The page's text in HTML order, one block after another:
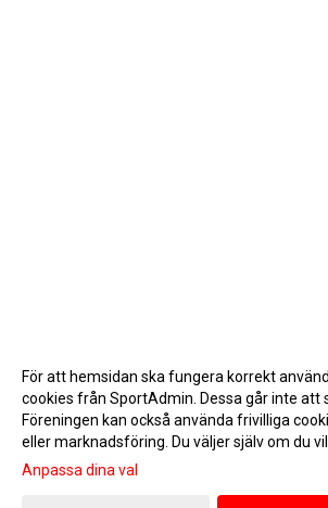
Gå till Webbversion
För att hemsidan ska fungera korrekt
cookies från SportAdmin. Dessa går inte att
Föreningen kan också använda frivilliga
eller marknadsföring. Du väljer själv om du
Anpassa dina val